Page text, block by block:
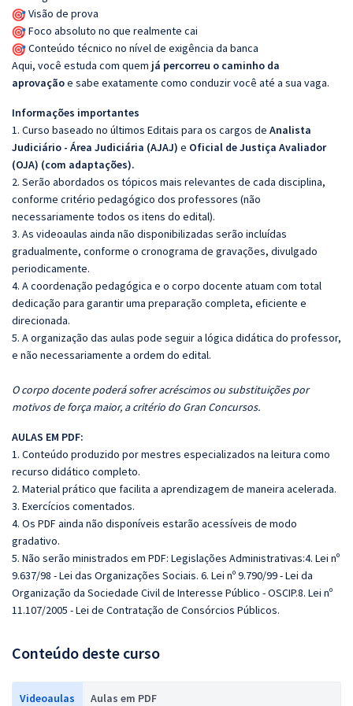
Visão de prova
Foco absoluto no que realmente cai
Conteúdo técnico no nível de exigência da banca
Aqui, você estuda com quem já percorreu o caminho da
aprovaçãoe sabe exatamente como conduzir você até a sua vaga.
Informações importantes
1. Curso baseado no últimos Editais para os cargos de Analista
Judiciário - Área Judiciária (AJAJ) e Oficial de Justiça Avaliador
(OJA) (com adaptações).
2. Serão abordados os tópicos mais relevantes de cada disciplina,
conforme critério pedagógico dos professores (não
necessariamente todos os itens do edital).
3. As videoaulas ainda não disponibilizadas serão incluídas
gradualmente, conforme o cronograma de gravações, divulgado
periodicamente.
4. A coordenação pedagógica e o corpo docente atuam com total
dedicação para garantir uma preparação completa, eficiente e
direcionada.
5. A organização das aulas pode seguir a lógica didática do professor,
e não necessariamente a ordem do edital.
O corpo docente poderá sofrer acréscimos ou substituições por
motivos de força maior, a critério do Gran Concursos.
AULAS EM PDF:
1. Conteúdo produzido por mestres especializados na leitura como
recurso didático completo.
2. Material prático que facilita a aprendizagem de maneira acelerada.
3. Exercícios comentados.
4. Os PDF ainda não disponíveis estarão acessíveis de modo
gradativo.
5. Não serão ministrados em PDF: Legislações Administrativas:4. Lei nº
9.637/98 - Lei das Organizações Sociais. 6. Lei nº 9.790/99 - Lei da
Organização da Sociedade Civil de Interesse Público - OSCIP.8. Lei nº
11.107/2005 - Lei de Contratação de Consórcios Públicos.
Conteúdo deste curso
Videoaulas Aulas em PDF